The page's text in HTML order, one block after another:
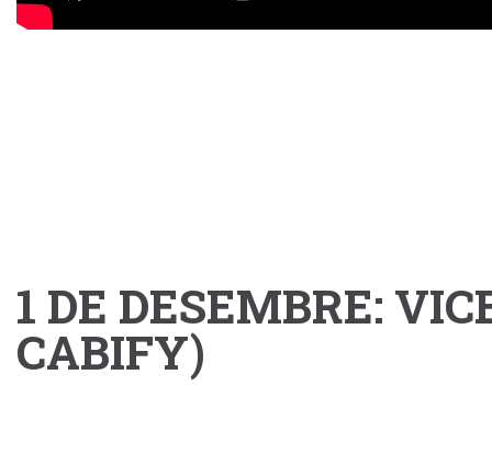
1 DE DESEMBRE:
CABIFY)